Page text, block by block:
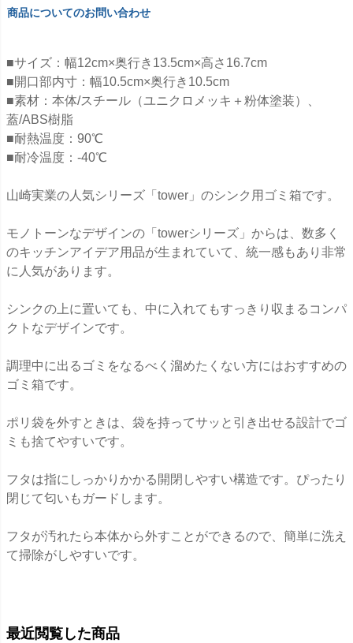
商品についてのお問い合わせ
■サイズ：幅12cm×奥行き13.5cm×高さ16.7cm
■開口部内寸：幅10.5cm×奥行き10.5cm
■素材：本体/スチール（ユニクロメッキ＋粉体塗装）、
蓋/ABS樹脂
■耐熱温度：90℃
■耐冷温度：-40℃
山崎実業の人気シリーズ「tower」のシンク用ゴミ箱です。
モノトーンなデザインの「towerシリーズ」からは、数多く
のキッチンアイデア用品が生まれていて、統一感もあり非常
に人気があります。
シンクの上に置いても、中に入れてもすっきり収まるコンパ
クトなデザインです。
調理中に出るゴミをなるべく溜めたくない方にはおすすめの
ゴミ箱です。
ポリ袋を外すときは、袋を持ってサッと引き出せる設計でゴ
ミも捨てやすいです。
フタは指にしっかりかかる開閉しやすい構造です。ぴったり
閉じて匂いもガードします。
フタが汚れたら本体から外すことができるので、簡単に洗え
て掃除がしやすいです。
最近閲覧した商品